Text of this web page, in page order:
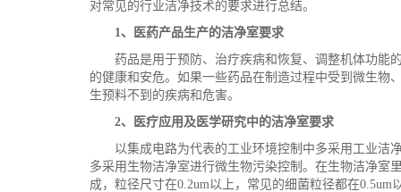
对常见的行业洁净技术的要求进行总结。
1、医药产品生产的洁净室要求
药品是用于预防、治疗疾病和恢复、调整机体功能
的健康和安危。如果一些药品在制造过程中受到微生物
生预料不到的疾病和危害。
2、医疗应用及医学研究中的洁净室要求
以集成电路为代表的工业环境控制中多采用工业洁
多采用生物洁净室进行微生物污染控制。在生物洁净室
成，粒径尺寸在0.2um以上，常见的细菌粒径都在